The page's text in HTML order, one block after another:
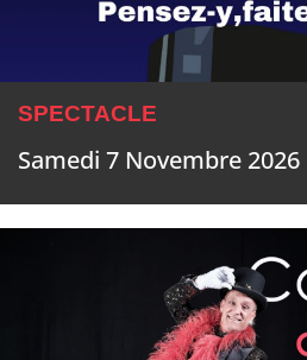
SPECTACLE
Samedi 7 Novembre 2026